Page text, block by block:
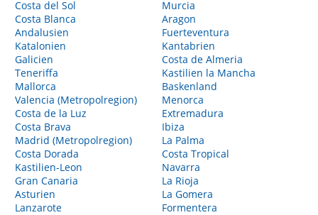
Costa del Sol
Costa Blanca
Andalusien
Katalonien
Galicien
Teneriffa
Mallorca
Valencia (Metropolregion)
Costa de la Luz
Costa Brava
Madrid (Metropolregion)
Costa Dorada
Kastilien-Leon
Gran Canaria
Asturien
Lanzarote
Murcia
Aragon
Fuerteventura
Kantabrien
Costa de Almeria
Kastilien la Mancha
Baskenland
Menorca
Extremadura
Ibiza
La Palma
Costa Tropical
Navarra
La Rioja
La Gomera
Formentera